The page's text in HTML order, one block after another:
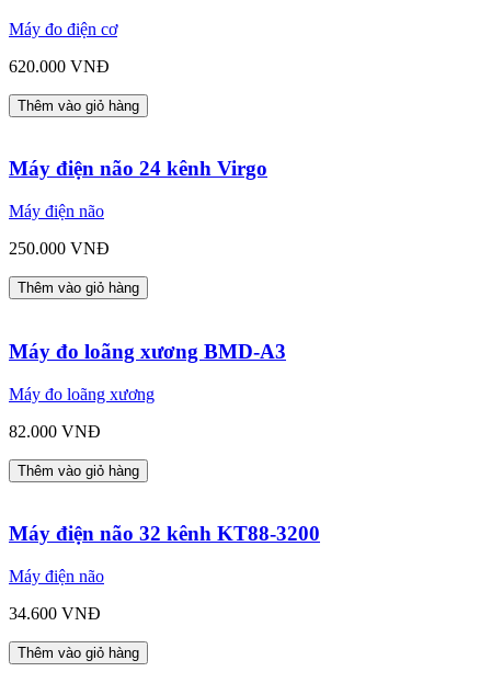
Máy đo điện cơ
620.000 VNĐ
Thêm vào giỏ hàng
Máy điện não 24 kênh Virgo
Máy điện não
250.000 VNĐ
Thêm vào giỏ hàng
Máy đo loãng xương BMD-A3
Máy đo loãng xương
82.000 VNĐ
Thêm vào giỏ hàng
Máy điện não 32 kênh KT88-3200
Máy điện não
34.600 VNĐ
Thêm vào giỏ hàng